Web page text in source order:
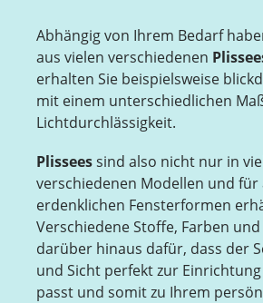
Abhängig von Ihrem Bedarf
aus vielen verschiedenen
erhalten Sie beispielsweise
mit einem unterschiedlichen
Lichtdurchlässigkeit.
Plisseessind also nicht nur in
verschiedenen Modellen und für
erdenklichen Fensterformen
Verschiedene Stoffe, Farben
darüber hinaus dafür, dass der
und Sicht perfekt zur
passt und somit zu Ihrem